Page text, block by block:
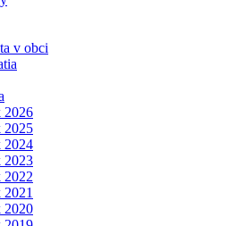
v obci
2026
2025
2024
2023
2022
2020